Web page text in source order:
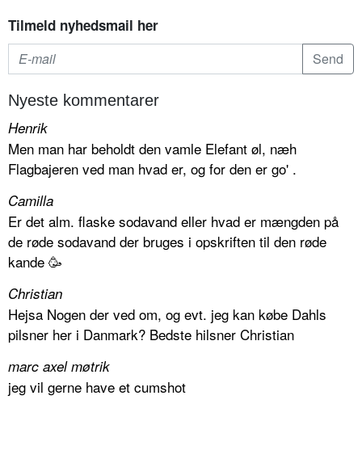
Tilmeld nyhedsmail her
Nyeste kommentarer
Henrik
Men man har beholdt den vamle Elefant øl, næh
Flagbajeren ved man hvad er, og for den er go' .
Camilla
Er det alm. flaske sodavand eller hvad er mængden på
de røde sodavand der bruges i opskriften til den røde
kande 🥳
Christian
Hejsa Nogen der ved om, og evt. jeg kan købe Dahls
pilsner her i Danmark? Bedste hilsner Christian
marc axel møtrik
jeg vil gerne have et cumshot